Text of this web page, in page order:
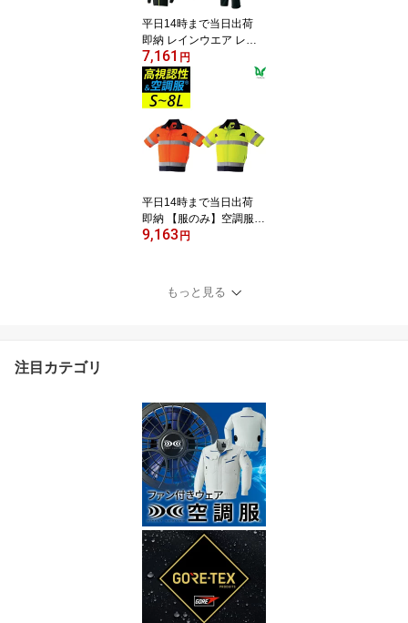
ムレない
平日14時まで当日出荷
即納 レインウエア レイ
ンコート 上下 セット 学
生 ゴルフ 豪雨 梅雨対策
梅雨 軽量 自転車 メンズ
耐水 透湿 パンツ 反射プ
リント カッパ 雨合羽 通
学 通勤 S M L LL 3L 4L 5
L 撥水加工 低価格 安い
ムレない 0025 0026
7,161 円
平日14時まで当日出荷
即納 【服のみ】空調服
高視認 半袖 ブルゾン 暑
hicho 旭蝶繊維 アサヒチ
ョウ 作業着 作業服 S〜8
9,163円
もっと見る
注目カテゴリ